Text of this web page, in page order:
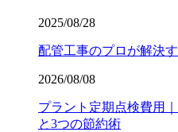
2025/08/28
配管工事のプロが解決
2026/08/08
プラント定期点検費用
と3つの節約術